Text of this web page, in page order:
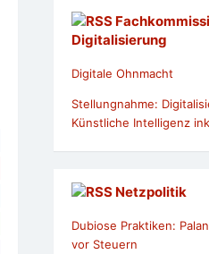
Digitalisierung
Digitale Ohnmacht
Stellungnahme:
Künstliche Intelligenz
Netzpolitik
Dubiose Praktiken:
vor Steuern